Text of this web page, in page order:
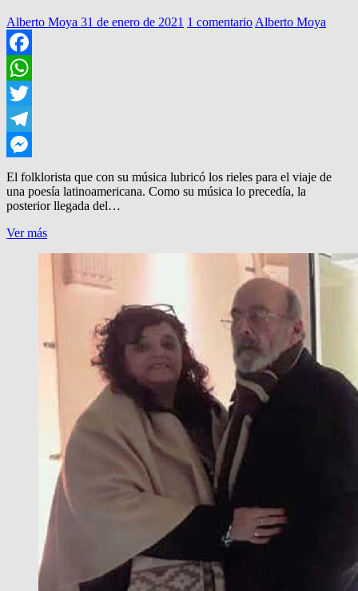
Alberto Moya 31 de enero de 2021 1 comentario Alberto Moya
Facebook
WhatsApp
Twitter
Telegram
Messenger
El folklorista que con su música lubricó los rieles para el viaje de
una poesía latinoamericana. Como su música lo precedía, la
posterior llegada del…
Ver másCESAR
QUE
CANTAMOS